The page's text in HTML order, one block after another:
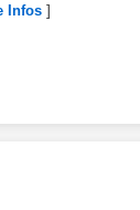
Infos ]